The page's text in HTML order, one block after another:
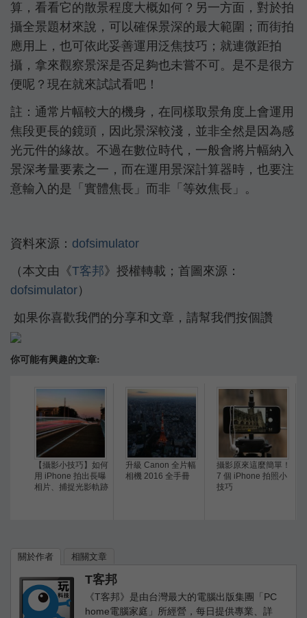
算，看看它的散景程度大概如何？另一方面，對於拍
攝全景題材來說，可以確保景深的最大範圍；而街拍
應用上，也可依此妥善運用泛焦技巧；就連微距拍
攝，拿來觀察景深是否足夠也未嘗不可。是不是很方
便呢？現在就來試試看吧！
註：通常片幅較大的機身，在同樣取景角度上會運用
焦段更長的鏡頭，因此景深較淺，並非全然是因為感
光元件的緣故。不過在數位時代，一般會將片幅納入
景深考量要素之一，而在運用景深計算器時，也要注
意輸入的是「實體焦長」而非「等效焦長」。
資料來源： dofsimulator
（本文由《T客邦》授權轉載；首圖來源：
dofsimulator）
如果你喜歡我們的分享和文章，請幫我們按個讚
你可能有興趣的文章:
【攝影小技巧】如何
用 iPhone 拍出長曝
相片、捕捉光影軌跡
升級 Canon 全片幅
相機 2016 全手冊
攝影原來這麼簡單！
7 個 iPhone 拍照小
技巧
關於作者 相關文章
T客邦
《T客邦》是由台灣最大的電腦出版集團「PC
home電腦家庭」所經營，每日提供專業、詳